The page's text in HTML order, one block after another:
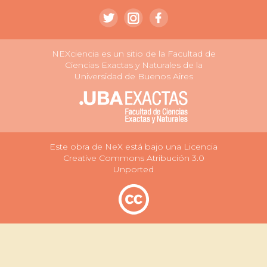
NEXciencia es un sitio de la Facultad de
Ciencias Exactas y Naturales de la
Universidad de Buenos Aires
Este obra de NeX está bajo una Licencia
Creative Commons Atribución 3.0
Unported